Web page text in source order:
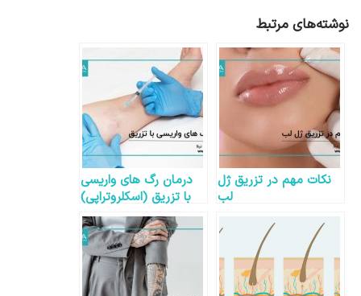
نوشته‌های مرتبط
نکات مهم در تزریق ژل
لب
درمان رگ های واریسی
با تزریق (اسکلروتراپی)